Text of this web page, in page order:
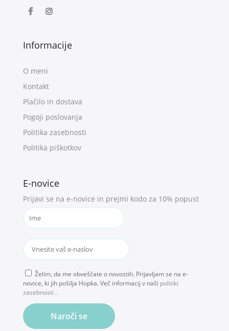
Informacije
O meni
Kontakt
Plačilo in dostava
Pogoji poslovanja
Politika zasebnosti
Politika piškotkov
E-novice
Prijavi se na e-novice in prejmi kodo za 10% popust
Želim, da me obveščate o novostih. Prijavljam se na e-
novice, ki jih pošilja Hopka. Več informacij v naši politiki
zasebnosti .
Naroči se